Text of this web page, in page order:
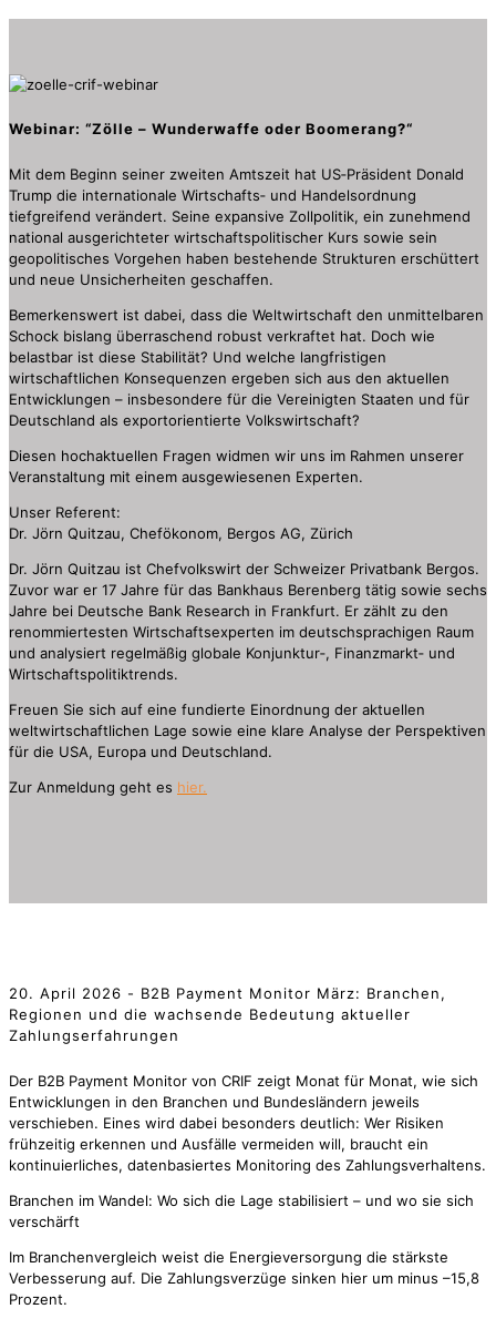
Webinar: “Zölle – Wunderwaffe oder Boomerang?“
Mit dem Beginn seiner zweiten Amtszeit hat US‑Präsident Donald
Trump die internationale Wirtschafts‑ und Handelsordnung
tiefgreifend verändert. Seine expansive Zollpolitik, ein zunehmend
national ausgerichteter wirtschaftspolitischer Kurs sowie sein
geopolitisches Vorgehen haben bestehende Strukturen erschüttert
und neue Unsicherheiten geschaffen.
Bemerkenswert ist dabei, dass die Weltwirtschaft den unmittelbaren
Schock bislang überraschend robust verkraftet hat. Doch wie
belastbar ist diese Stabilität? Und welche langfristigen
wirtschaftlichen Konsequenzen ergeben sich aus den aktuellen
Entwicklungen – insbesondere für die Vereinigten Staaten und für
Deutschland als exportorientierte Volkswirtschaft?
Diesen hochaktuellen Fragen widmen wir uns im Rahmen unserer
Veranstaltung mit einem ausgewiesenen Experten.
Unser Referent:
Dr. Jörn Quitzau, Chefökonom, Bergos AG, Zürich
Dr. Jörn Quitzau ist Chefvolkswirt der Schweizer Privatbank Bergos.
Zuvor war er 17 Jahre für das Bankhaus Berenberg tätig sowie sechs
Jahre bei Deutsche Bank Research in Frankfurt. Er zählt zu den
renommiertesten Wirtschaftsexperten im deutschsprachigen Raum
und analysiert regelmäßig globale Konjunktur‑, Finanzmarkt‑ und
Wirtschaftspolitiktrends.
Freuen Sie sich auf eine fundierte Einordnung der aktuellen
weltwirtschaftlichen Lage sowie eine klare Analyse der Perspektiven
für die USA, Europa und Deutschland.
Zur Anmeldung geht es hier.
20. April 2026 - B2B Payment Monitor März: Branchen,
Regionen und die wachsende Bedeutung aktueller
Zahlungserfahrungen
Der B2B Payment Monitor von CRIF zeigt Monat für Monat, wie sich
Entwicklungen in den Branchen und Bundesländern jeweils
verschieben. Eines wird dabei besonders deutlich: Wer Risiken
frühzeitig erkennen und Ausfälle vermeiden will, braucht ein
kontinuierliches, datenbasiertes Monitoring des Zahlungsverhaltens.
Branchen im Wandel: Wo sich die Lage stabilisiert – und wo sie sich
verschärft
Im Branchenvergleich weist die Energieversorgung die stärkste
Verbesserung auf. Die Zahlungsverzüge sinken hier um minus –15,8
Prozent.